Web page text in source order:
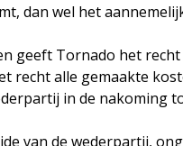
dan wel het
geeft Tornado het
alle gemaakte
in de nakoming
van de wederpartij,